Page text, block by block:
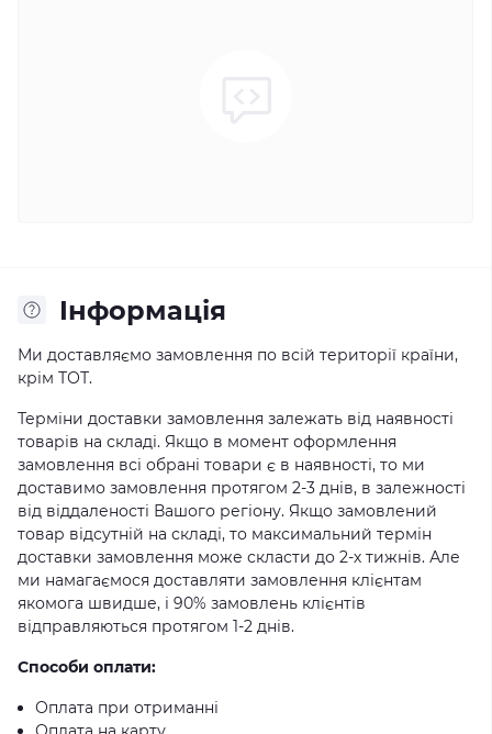
Iнформація
Ми доставляємо замовлення по всій території країни,
крім ТОТ.
Терміни доставки замовлення залежать від наявності
товарів на складі. Якщо в момент оформлення
замовлення всі обрані товари є в наявності, то ми
доставимо замовлення протягом 2-3 днів, в залежності
від віддаленості Вашого регіону. Якщо замовлений
товар відсутній на складі, то максимальний термін
доставки замовлення може скласти до 2-х тижнів. Але
ми намагаємося доставляти замовлення клієнтам
якомога швидше, і 90% замовлень клієнтів
відправляються протягом 1-2 днів.
Способи оплати:
Оплата при отриманні